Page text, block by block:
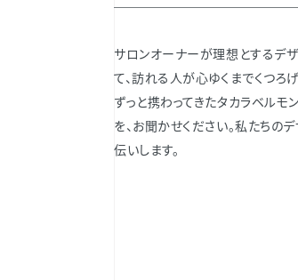
サロンオーナーが理想とするデ
て、訪れる人が心ゆくまでくつろ
ずっと携わってきたタカラベルモ
を、お聞かせください。私たちの
伝いします。